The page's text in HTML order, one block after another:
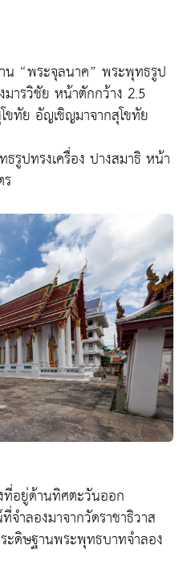
น “พระจุลนาค” พระพุทธรูป
ารวิชัย หน้าตักกว้าง 2.5
ขทัย อัญเชิญมาจากสุโขทัย
รูปทรงเครื่อง ปางสมาธิ หน้า
อยู่ด้านทิศตะวันออก
ำลองมาจากวัดราชาธิวาส
ดิษฐานพระพุทธบาทจำลอง